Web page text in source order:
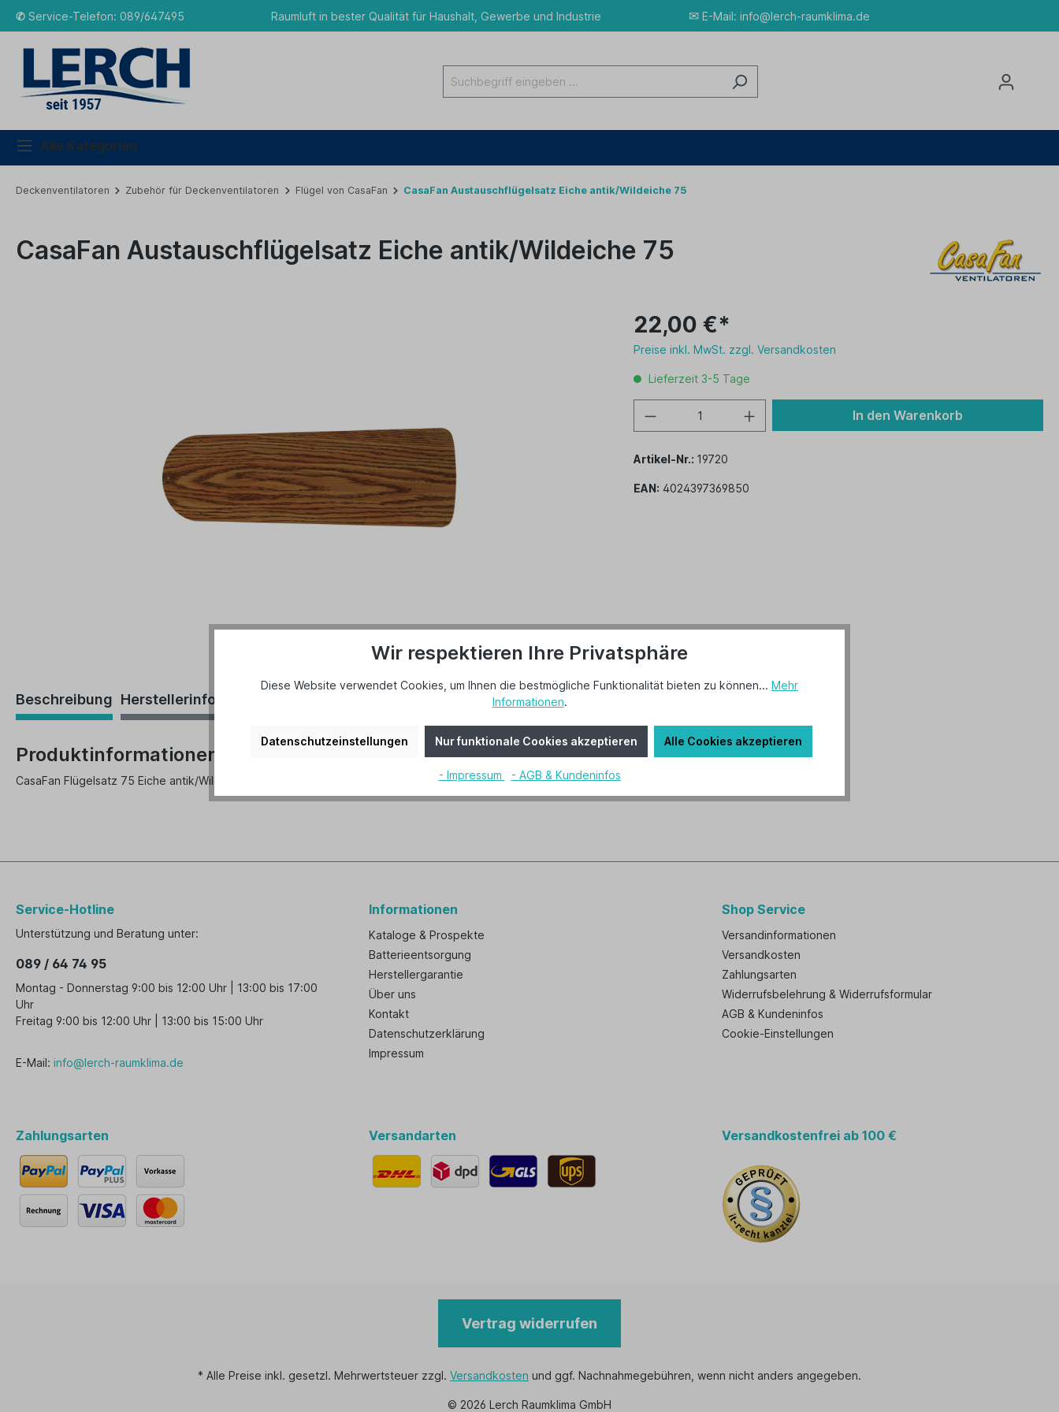
✆ Service-Telefon: 089/647495 Raumluft in bester Qualität für Haushalt, Gewerbe und Industrie ✉E-Mail: info@lerch-raumklima.de
Alle Kategorien
Deckenventilatoren Zubehör für Deckenventilatoren Flügel von CasaFan CasaFan Austauschflügelsatz Eiche antik/Wildeiche 75
CasaFan Austauschflügelsatz Eiche antik/Wildeiche 75
22,00 €*
Preise inkl. MwSt. zzgl. Versandkosten
Lieferzeit 3-5 Tage
In den Warenkorb
Artikel-Nr.: 19720
EAN: 4024397369850
Beschreibung Herstellerinformationen
Produktinformationen "CasaFan Austauschflügelsatz Eiche antik/Wildeiche 75"
CasaFan Flügelsatz 75 Eiche antik/Wildeiche, für Ø 75, Set mit 5 Wendeflügeln für CasaFan Deckenventilatoren
Service-Hotline
Unterstützung und Beratung unter:
089 / 64 74 95
Montag - Donnerstag 9:00 bis 12:00 Uhr | 13:00 bis 17:00
Uhr
Freitag 9:00 bis 12:00 Uhr | 13:00 bis 15:00 Uhr
E-Mail: info@lerch-raumklima.de
Informationen
Kataloge & Prospekte
Batterieentsorgung
Herstellergarantie
Über uns
Kontakt
Datenschutzerklärung
Impressum
Shop Service
Versandinformationen
Versandkosten
Zahlungsarten
Widerrufsbelehrung & Widerrufsformular
AGB & Kundeninfos
Cookie-Einstellungen
Zahlungsarten Versandarten Versandkostenfrei ab 100 €
Vertrag widerrufen
* Alle Preise inkl. gesetzl. Mehrwertsteuer zzgl. Versandkosten und ggf. Nachnahmegebühren, wenn nicht anders angegeben.
© 2026 Lerch Raumklima GmbH
Wir respektieren Ihre Privatsphäre
Diese Website verwendet Cookies, um Ihnen die bestmögliche Funktionalität bieten zu können... Mehr
Informationen.
Datenschutzeinstellungen Nur funktionale Cookies akzeptieren Alle Cookies akzeptieren
- Impressum - AGB & Kundeninfos